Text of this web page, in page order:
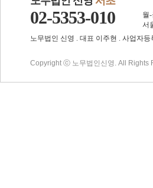
02-5353-010
월-
서
노무법인 신영 . 대표 이주현 . 사업자등
Copyright ⓒ 노무법인신영. All Rights